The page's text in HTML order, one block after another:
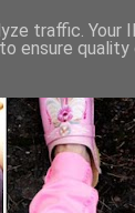
traffic. Your
ensure